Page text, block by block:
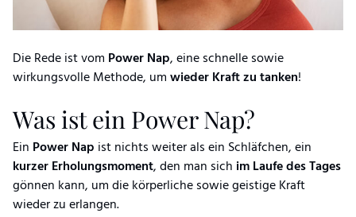
Die Rede ist vom PowerNap, eine schnelle sowie
wirkungsvolle Methode, umwiederKraftzutanken!
Was ist ein Power Nap?
Ein PowerNap ist nichts weiter als ein Schläfchen, ein
kurzerErholungsmoment, den man sich imLaufedesTages
gönnen kann, um die körperliche sowie geistige Kraft
wieder zu erlangen.